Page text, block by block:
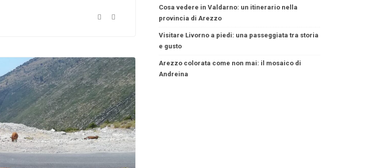
Cosa vedere in Valdarno: un itinerario nella
provincia di Arezzo
Visitare Livorno a piedi: una passeggiata tra storia
e gusto
Arezzo colorata come non mai: il mosaico di
Andreina